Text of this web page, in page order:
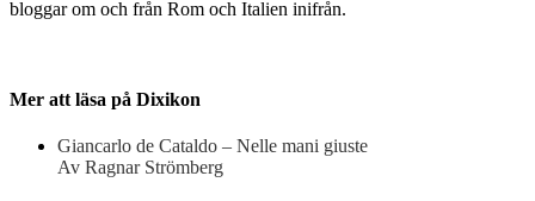
bloggar om och från Rom och Italien inifrån.
Mer att läsa på Dixikon
Giancarlo de Cataldo – Nelle mani giuste
Av Ragnar Strömberg